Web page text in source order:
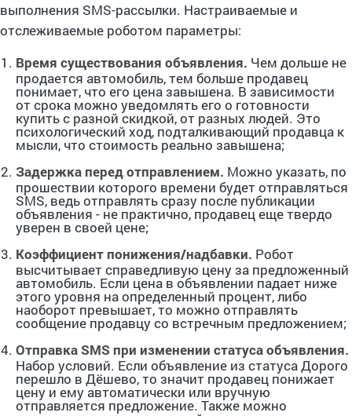
выполнения SMS-рассылки. Настраиваемые и
отслеживаемые роботом параметры:
Время существования объявления. Чем дольше не
продается автомобиль, тем больше продавец
понимает, что его цена завышена. В зависимости
от срока можно уведомлять его о готовности
купить с разной скидкой, от разных людей. Это
психологический ход, подталкивающий продавца к
мысли, что стоимость реально завышена;
Задержка перед отправлением. Можно указать, по
прошествии которого времени будет отправляться
SMS, ведь отправлять сразу после публикации
объявления - не практично, продавец еще твердо
уверен в своей цене;
Коэффициент понижения/надбавки. Робот
высчитывает справедливую цену за предложенный
автомобиль. Если цена в объявлении падает ниже
этого уровня на определенный процент, либо
наоборот превышает, то можно отправлять
сообщение продавцу со встречным предложением;
Отправка SMS при изменении статуса объявления.
Набор условий. Если объявление из статуса Дорого
перешло в Дёшево, то значит продавец понижает
цену и ему автоматически или вручную
отправляется предложение. Также можно